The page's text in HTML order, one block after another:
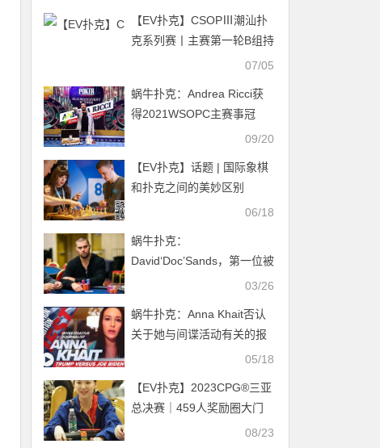
【EV扑克】CSOPⅢ潮汕扑
克系列赛丨主赛第一轮B组持
续火爆，熊文鑫领跑，战队
07/05
蜗牛扑克：Andrea Ricci获
得2021WSOPC主赛事冠
09/20
【EV扑克】话题 | 国际象棋
和扑克之间的美妙区别
06/18
蜗牛扑克：
David‘Doc’Sands，第一位被
检测出新冠为阳性的知名牌
03/26
蜗牛扑克：Anna Khait否认
关于她与间谍活动有关的报
05/18
【EV扑克】2023CPG®三亚
总决赛｜459人奖励圈大门
敞开，左奇、李亮成泡沫平
08/23